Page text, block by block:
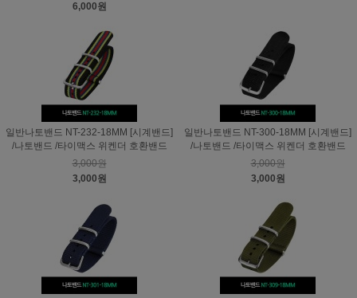
6,000원
일반나토밴드 NT-232-18MM [시계밴드]
/나토밴드 /타이맥스 위켄더 호환밴드
3,000원
3,000원
일반나토밴드 NT-300-18MM [시계밴드]
/나토밴드 /타이맥스 위켄더 호환밴드
3,000원
3,000원